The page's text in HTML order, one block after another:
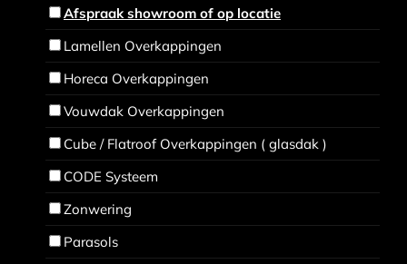
Afspraak showroom of op locatie
Lamellen Overkappingen
Horeca Overkappingen
Vouwdak Overkappingen
Cube / Flatroof Overkappingen ( glasdak )
CODE Systeem
Zonwering
Parasols